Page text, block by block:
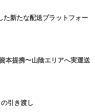
新たな配送プラットフォー
本提携〜山陰エリアへ実運送
引き渡し